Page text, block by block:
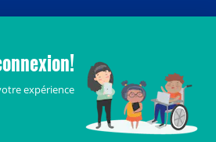
Crédits
organismes publics